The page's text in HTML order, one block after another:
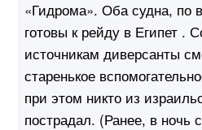
«Гидрома». Оба судна, по
готовы к рейду в Египет .
источникам диверсанты
старенькое
при этом никто из
пострадал. (Ранее, в ночь